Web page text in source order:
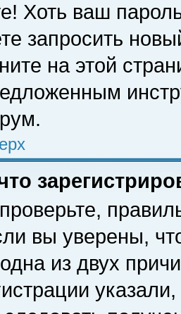
Хоть ваш
запросить
на этой
вы уверены,
из двух